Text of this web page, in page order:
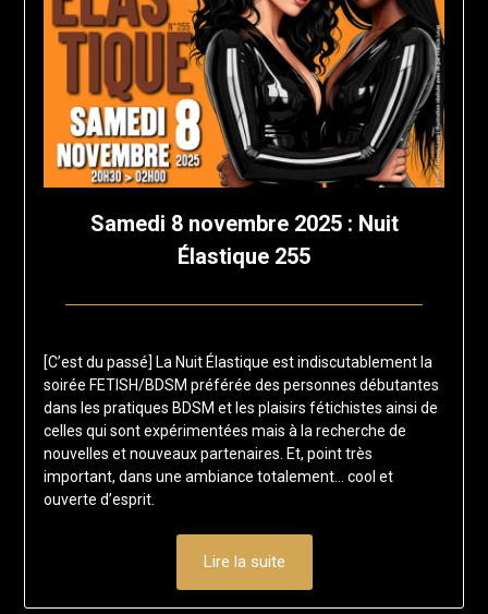
Samedi 8 novembre 2025 : Nuit
Élastique 255
12
juillet
2025
loup
[C’est du passé] La Nuit Élastique est indiscutablement la
soirée FETISH/BDSM préférée des personnes débutantes
dans les pratiques BDSM et les plaisirs fétichistes ainsi de
celles qui sont expérimentées mais à la recherche de
nouvelles et nouveaux partenaires. Et, point très
important, dans une ambiance totalement… cool et
ouverte d’esprit.
Lire la suite